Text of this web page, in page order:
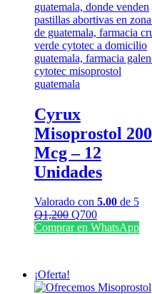
Cyrux
Misoprostol 200
Mcg – 12
Unidades
Valorado con 5.00 de 5
Q1,200 El
precio
Q700El
precio
Comprar en WhatsApp
¡Oferta!